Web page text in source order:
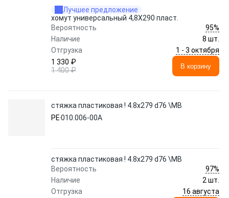
Лучшее предложение
хомут универсальный 4,8X290 пласт.
Вероятность
95%
Наличие
8 шт.
Отгрузка
1 - 3 октября
1 330 ₽
1 400 ₽
В корзину
стяжка пластиковая ! 4.8х279 d76 \MB
PE010.006-00A
стяжка пластиковая ! 4.8х279 d76 \MB
Вероятность
97%
Наличие
2 шт.
Отгрузка
16 августа